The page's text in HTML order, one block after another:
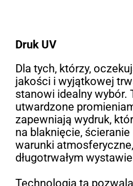
Druk UV
Dla tych, którzy,
jakości i wyjątkowej
stanowi idealny wybór.
utwardzone
zapewniają wydruk,
na blaknięcie, ścieranie
warunki
długotrwałym
Technologia ta